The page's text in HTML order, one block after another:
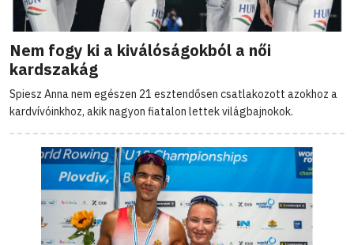
Nem fogy ki a kiválóságokból a női
kardszakág
Spiesz Anna nem egészen 21 esztendősen csatlakozott azokhoz a
kardvívóinkhoz, akik nagyon fiatalon lettek világbajnokok.